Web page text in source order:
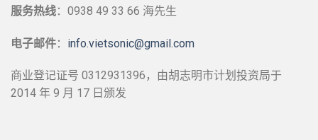
服务热线：0938 49 33 66 海先生
电子邮件： info.vietsonic@gmail.com
商业登记证号 0312931396，由胡志明市计划投资局于
2014 年 9 月 17 日颁发